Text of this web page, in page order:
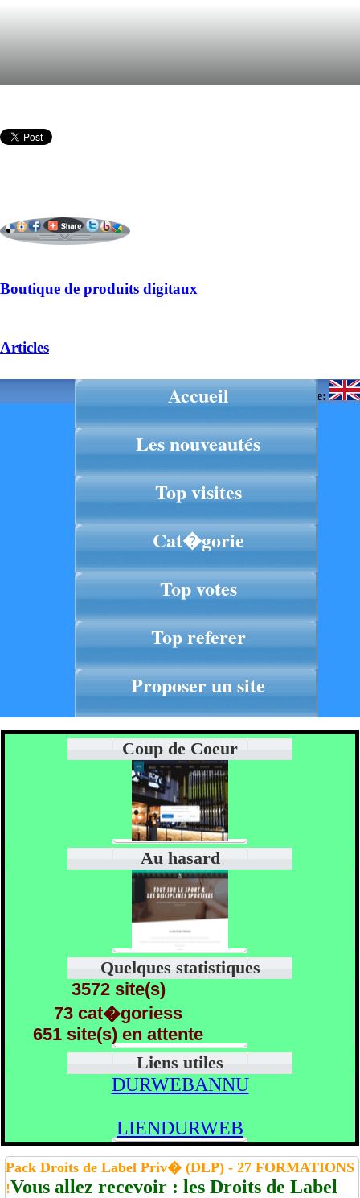
Boutique de produits digitaux
Articles
Langue:
Accueil
Les nouveautés
Top visites
Cat�gorie
Top votes
Top referer
Proposer un site
Coup de Coeur
Au hasard
Quelques statistiques
3572 site(s)
73 cat�goriess
651 site(s) en attente
Liens utiles
DURWEBANNU
LIENDURWEB
Pack Droits de Label Priv� (DLP) - 27 FORMATIONS
!Vous allez recevoir : les Droits de Label